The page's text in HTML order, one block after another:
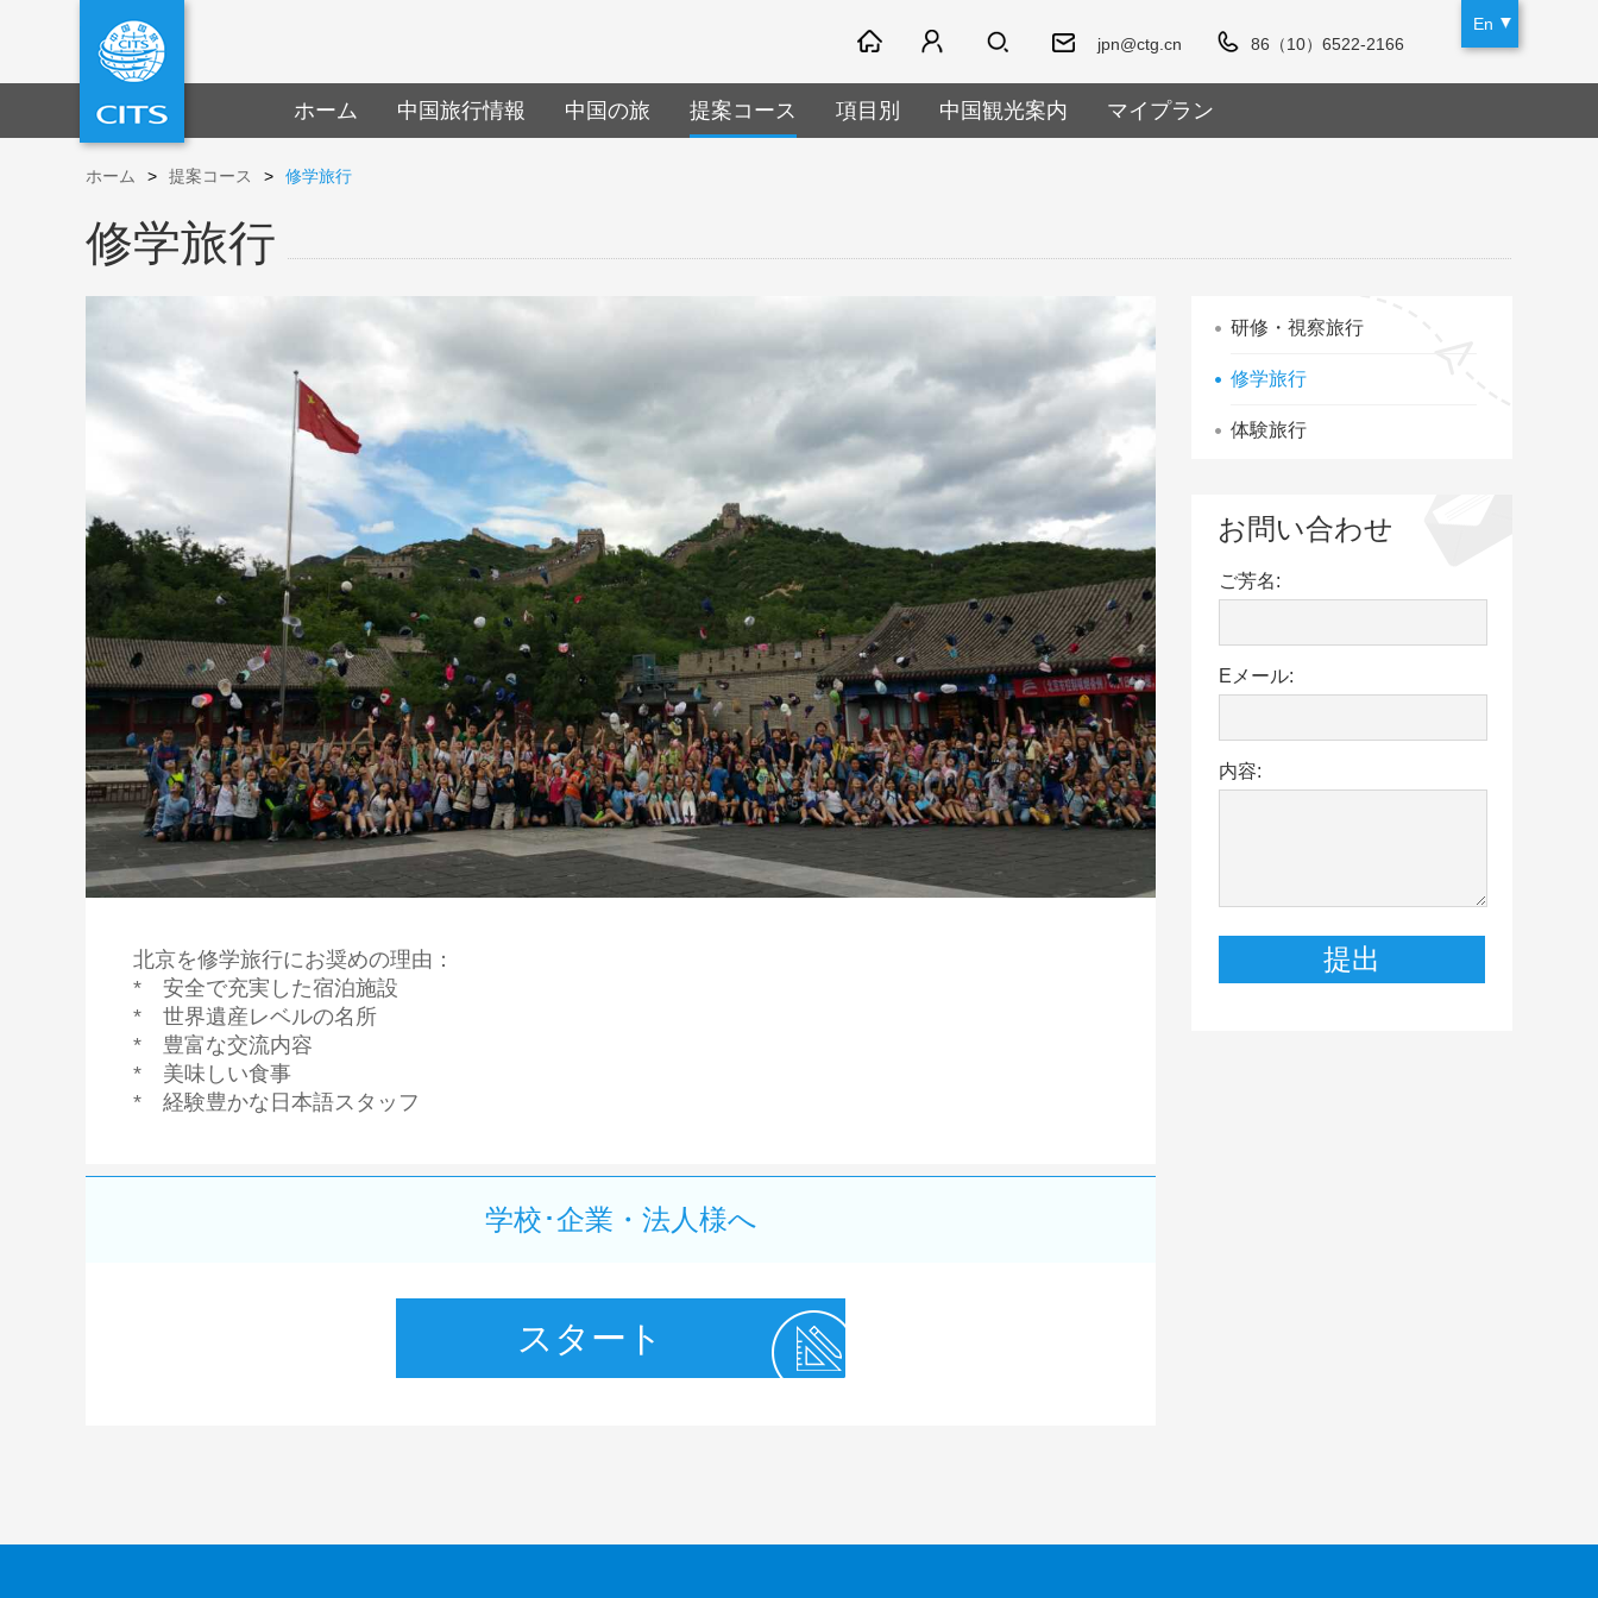
En
jpn@ctg.cn
86（10）6522-2166
ホーム 中国旅行情報 中国の旅 提案コース 項目別 中国観光案内 マイプラン
ホーム > 提案コース > 修学旅行
修学旅行
北京を修学旅行にお奨めの理由：
* 安全で充実した宿泊施設
* 世界遺産レベルの名所
* 豊富な交流内容
* 美味しい食事
* 経験豊かな日本語スタッフ
学校･企業・法人様へ
スタート
研修・視察旅行
修学旅行
体験旅行
お問い合わせ
ご芳名:
Eメール:
内容: